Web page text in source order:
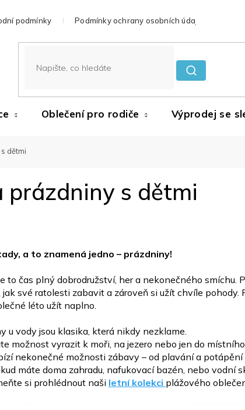
podmínky Podmínky ochrany osobních údajů
Oblečení pro rodiče Výprodej se
dětmi
prázdniny s dětmi
a to znamená jedno – prázdniny!
to čas plný dobrodružství, her a nekonečného smíchu.
jak své ratolesti zabavit a zároveň si užít chvíle
léto užít naplno.
u vody jsou klasika, která nikdy nezklame.
možnost vyrazit k moři, na jezero nebo jen do
nekonečné možnosti zábavy – od plavání a
máte doma zahradu, nafukovací bazén, nebo vodní
si prohlédnout naši letní kolekci plážového